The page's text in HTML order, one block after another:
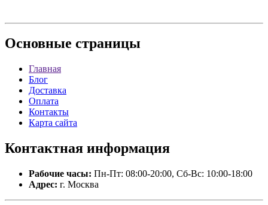
Основные страницы
Главная
Блог
Доставка
Оплата
Контакты
Карта сайта
Контактная информация
Рабочие часы: Пн-Пт: 08:00-20:00, Сб-Вс: 10:00-18:00
Адрес: г. Москва